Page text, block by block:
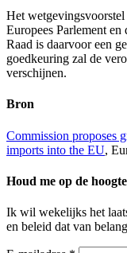
Het
Europees Parlement
Raad is daarvoor een
goedkeuring zal de
verschijnen.
Bron
Commission proposes
imports into the EU,
Houd me op de hoogte
Ik wil wekelijks het
en beleid dat van